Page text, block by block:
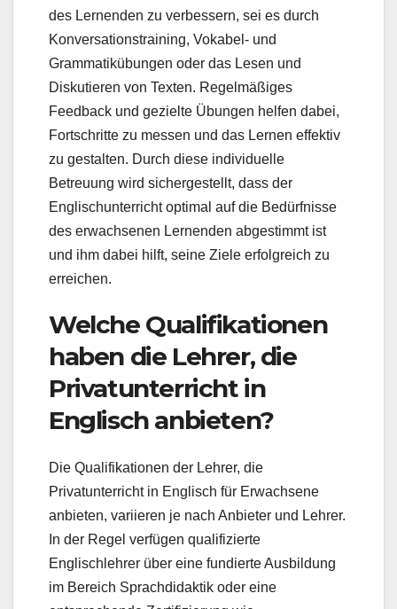
des Lernenden zu verbessern, sei es durch
Konversationstraining, Vokabel- und
Grammatikübungen oder das Lesen und
Diskutieren von Texten. Regelmäßiges
Feedback und gezielte Übungen helfen dabei,
Fortschritte zu messen und das Lernen effektiv
zu gestalten. Durch diese individuelle
Betreuung wird sichergestellt, dass der
Englischunterricht optimal auf die Bedürfnisse
des erwachsenen Lernenden abgestimmt ist
und ihm dabei hilft, seine Ziele erfolgreich zu
erreichen.
Welche Qualifikationen
haben die Lehrer, die
Privatunterricht in
Englisch anbieten?
Die Qualifikationen der Lehrer, die
Privatunterricht in Englisch für Erwachsene
anbieten, variieren je nach Anbieter und Lehrer.
In der Regel verfügen qualifizierte
Englischlehrer über eine fundierte Ausbildung
im Bereich Sprachdidaktik oder eine